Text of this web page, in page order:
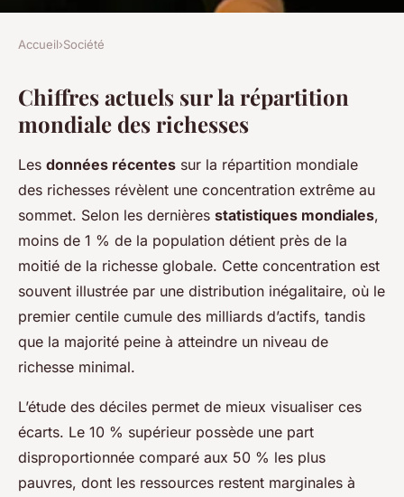
Inégalités Sociales Dévoilées :
Chiffres Surprenants sur la
Répartition Mondiale des
Richesses
Charlie 11 mai 2025 5 min de lecture
Accueil›Société
Chiffres actuels sur la répartition
mondiale des richesses
Les données récentes sur la répartition mondiale
des richesses révèlent une concentration extrême au
sommet. Selon les dernières statistiques mondiales,
moins de 1 % de la population détient près de la
moitié de la richesse globale. Cette concentration est
souvent illustrée par une distribution inégalitaire, où le
premier centile cumule des milliards d’actifs, tandis
que la majorité peine à atteindre un niveau de
richesse minimal.
L’étude des déciles permet de mieux visualiser ces
écarts. Le 10 % supérieur possède une part
disproportionnée comparé aux 50 % les plus
pauvres, dont les ressources restent marginales à